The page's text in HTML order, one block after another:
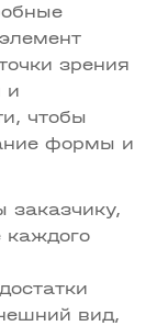
зрения
и
чтобы
формы и
заказчику,
каждого
вид,